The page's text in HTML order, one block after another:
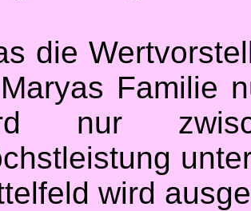
die
Familie
nur
wird